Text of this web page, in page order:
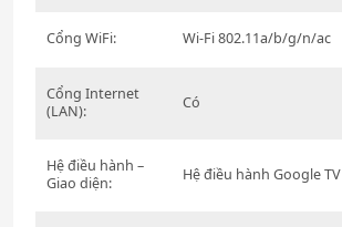
Cổng WiFi: Wi-Fi 802.11a/b/g/n/ac
Cổng Internet
(LAN):
Có
Hệ điều hành –
Giao diện:
Hệ điều hành Google TV